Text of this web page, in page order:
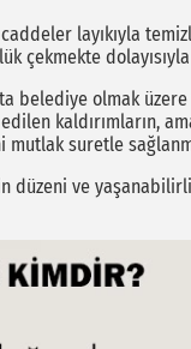
layıkıyla
çekmekte
belediye olmak
kaldırımların,
mutlak suretle
düzeni ve